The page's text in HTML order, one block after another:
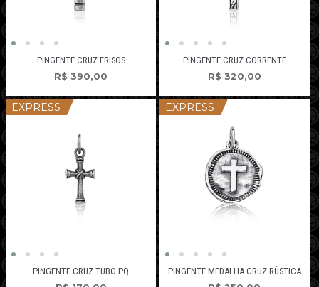
PINGENTE CRUZ FRISOS
R$ 390,00
PINGENTE CRUZ CORRENTE
R$ 320,00
EXPRESS
PINGENTE CRUZ TUBO PQ
EXPRESS
PINGENTE MEDALHA CRUZ RÚSTICA